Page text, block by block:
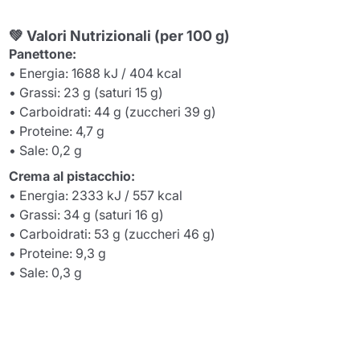
💚Valori Nutrizionali (per 100 g)
Panettone:
• Energia: 1688 kJ / 404 kcal
• Grassi: 23 g (saturi 15 g)
• Carboidrati: 44 g (zuccheri 39 g)
• Proteine: 4,7 g
• Sale: 0,2 g
Crema al pistacchio:
• Energia: 2333 kJ / 557 kcal
• Grassi: 34 g (saturi 16 g)
• Carboidrati: 53 g (zuccheri 46 g)
• Proteine: 9,3 g
• Sale: 0,3 g